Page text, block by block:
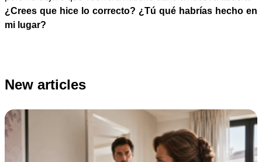
¿Crees que hice lo correcto? ¿Tú qué habrías hecho en
mi lugar?
New articles